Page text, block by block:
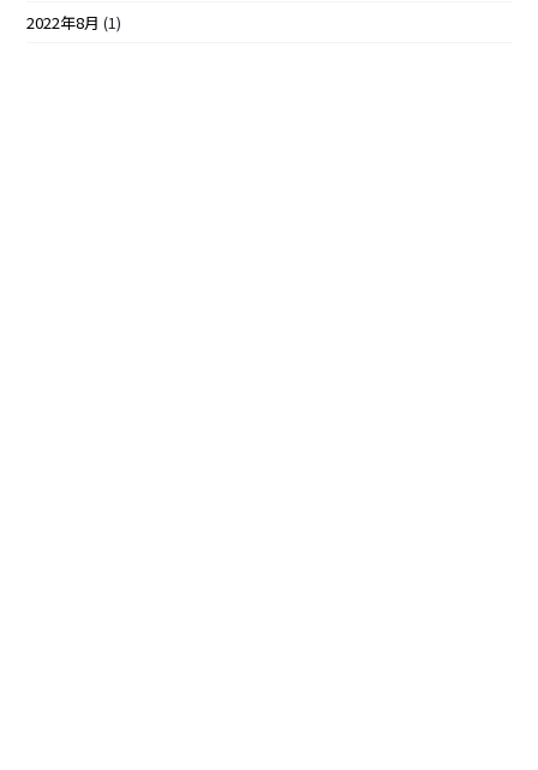
2022年8月 (1)